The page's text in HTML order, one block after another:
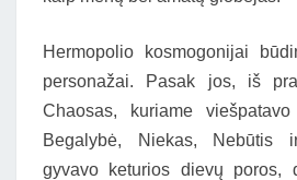
Hermopolio kosmogonijai
personažai. Pasak jos, iš
Chaosas, kuriame
Begalybė, Niekas, Nebūtis
gyvavo keturios dievų poros,